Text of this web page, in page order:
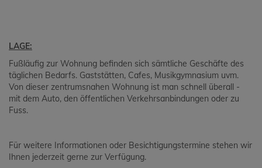
LAGE:
Fußläufig zur Wohnung befinden sich sämtliche Geschäfte des
täglichen Bedarfs. Gaststätten, Cafes, Musikgymnasium uvm.
Von dieser zentrumsnahen Wohnung ist man schnell überall -
mit dem Auto, den öffentlichen Verkehrsanbindungen oder zu
Fuss.
Für weitere Informationen oder Besichtigungstermine stehen wir
Ihnen jederzeit gerne zur Verfügung.